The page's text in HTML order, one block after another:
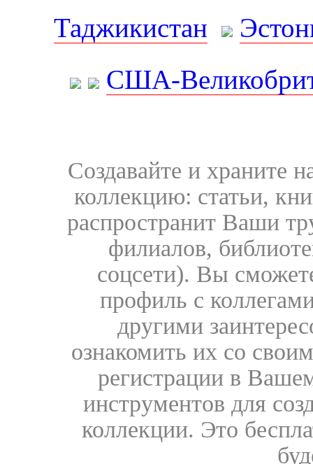
Таджикистан
США-
Создавайте и храните
коллекцию: статьи,
распространит Ваши
филиалов,
соцсети). Вы
профиль с
другими
ознакомить их со
регистрации в
инструментов для
коллекции. Это